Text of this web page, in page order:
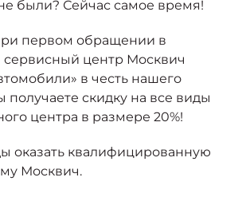
Москвич 6
от 2 237 000 ₽*
Москвич 3 с ручным
Кроссовер, создающий равные
возможности
ин
были? Сейчас самое время!
первом обращении в
центр Москвич
в честь нашего
получаете скидку на все виды
центра в размере 20%!
оказать квалифицированную
Москвич.